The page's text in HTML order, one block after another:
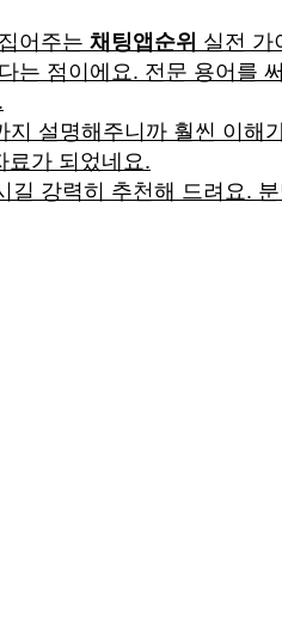
어주는 채팅앱순위 실전 가
는 점이에요. 전문 용어를
설명해주니까 훨씬 이해
료가 되었네요.
강력히 추천해 드려요.